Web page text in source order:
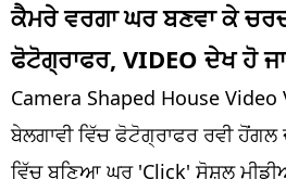
ਕਰਿਅਰ
ਮਨੋਰੰਜਨ
ਦੇਸ਼
ਲਾਈਫ ਸਟਾਈਲ
ਕੈਮਰੇ ਵਰਗਾ ਘਰ ਬਣਵਾ ਕੇ
ਫੋਟੋਗ੍ਰਾਫਰ, VIDEO ਦੇਖ ਹੋ
Camera Shaped House
ਬੇਲਗਾਵੀ ਵਿੱਚ ਫੋਟੋਗ੍ਰਾਫਰ ਰਵੀ ਹੋਂਗਲ
ਵਿੱਚ ਬਣਿਆ ਘਰ 'Click' ਸੋਸ਼ਲ